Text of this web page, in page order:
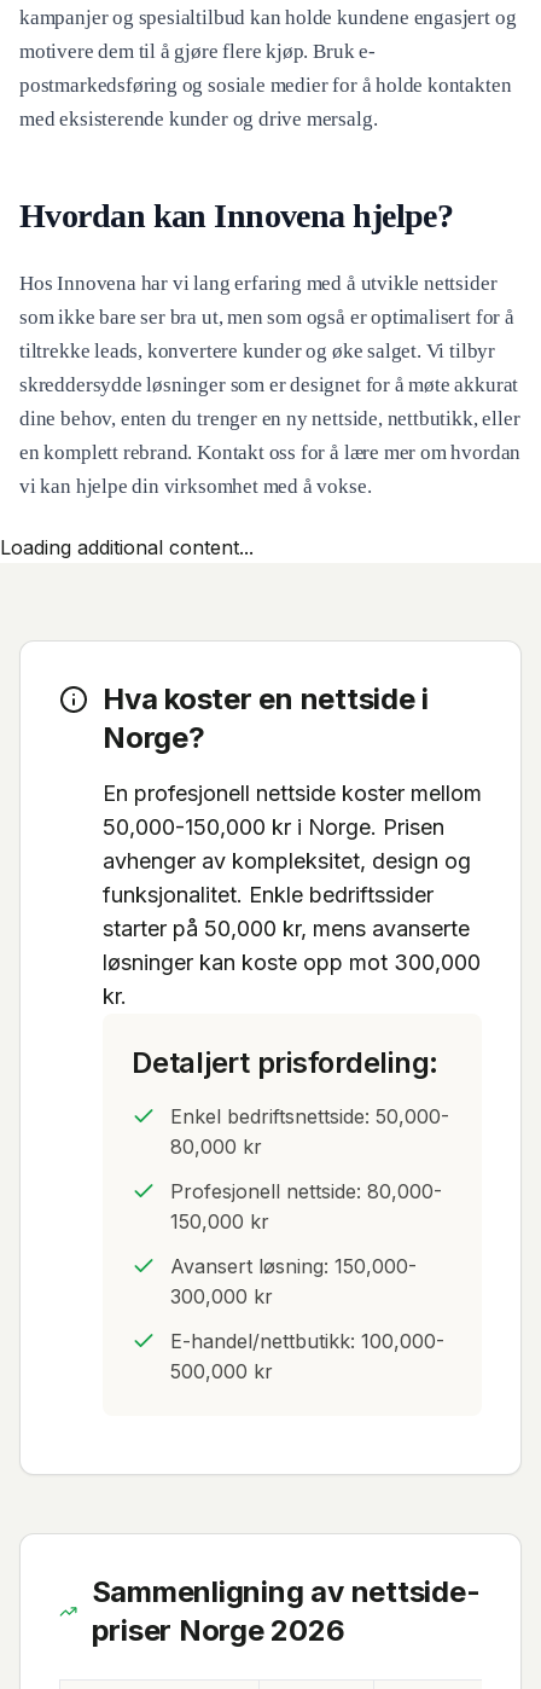
kampanjer og spesialtilbud kan holde kundene engasjert og
motivere dem til å gjøre flere kjøp. Bruk e-
postmarkedsføring og sosiale medier for å holde kontakten
med eksisterende kunder og drive mersalg.
Hvordan kan Innovena hjelpe?
Hos Innovena har vi lang erfaring med å utvikle nettsider
som ikke bare ser bra ut, men som også er optimalisert for å
tiltrekke leads, konvertere kunder og øke salget. Vi tilbyr
skreddersydde løsninger som er designet for å møte akkurat
dine behov, enten du trenger en ny nettside, nettbutikk, eller
en komplett rebrand. Kontakt oss for å lære mer om hvordan
vi kan hjelpe din virksomhet med å vokse.
Loading additional content...
Hva koster en nettside i
Norge?
En profesjonell nettside koster mellom
50,000-150,000 kr i Norge. Prisen
avhenger av kompleksitet, design og
funksjonalitet. Enkle bedriftssider
starter på 50,000 kr, mens avanserte
løsninger kan koste opp mot 300,000
kr.
Detaljert prisfordeling:
Enkel bedriftsnettside: 50,000-
80,000 kr
Profesjonell nettside: 80,000-
150,000 kr
Avansert løsning: 150,000-
300,000 kr
E-handel/nettbutikk: 100,000-
500,000 kr
Sammenligning av nettside-
priser Norge 2026